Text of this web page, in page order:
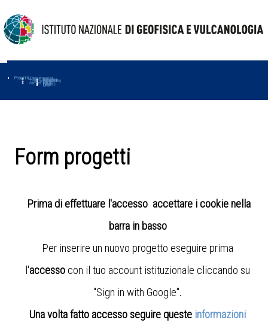
Progetti
Progetti Dipartimentali
AmbienteAmused
Macmap
Tropomag
TerremotiFurther
Muse
Vulcani First
Impact
Love-cf
Uno
Form progetti
Prima di effettuare l'accesso accettare i cookie nella
barra in basso
Per inserire un nuovo progetto eseguire prima
l'accesso con il tuo account istituzionale cliccando su
"Sign in with Google".
Una volta fatto accesso seguire queste informazioni